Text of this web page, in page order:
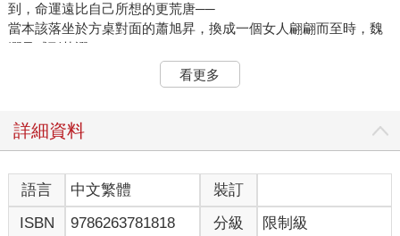
到，命運遠比自己所想的更荒唐──
當本該落坐於方桌對面的蕭旭昇，換成一個女人翩翩而至時，魏
瀾只感到荒謬。
更要命的是，這個女人，她認得──甚至是，近乎恨之入骨。
※
若眼下手邊有酒水，魏瀾想自己可能會毫不猶豫地對著蕭黎暄潑
灑，然而，魏瀾手邊既沒有酒水，也沒有打算起身拉扯對方頭髮
大打出手，她只得對著蕭黎暄似笑非笑的面容，用著極其冷淡地
看更多
詳細資料
語言 中文繁體
裝訂
ISBN
9786263781818 分級 限制級